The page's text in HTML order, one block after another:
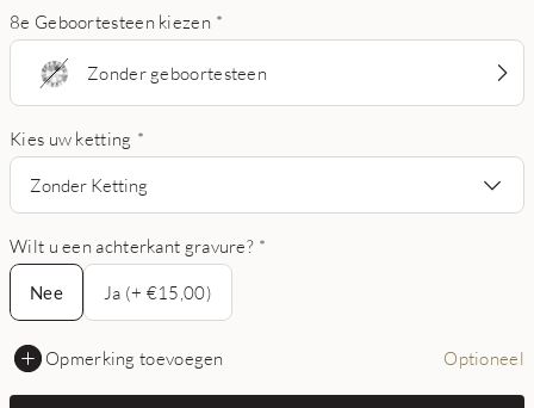
8e Geboortesteen kiezen *
Zonder geboortesteen
Kies uw ketting *
Zonder Ketting
Wilt u een achterkant gravure? *
Nee
Nee
Ja (+ €15,00)
Opmerking toevoegen Optioneel